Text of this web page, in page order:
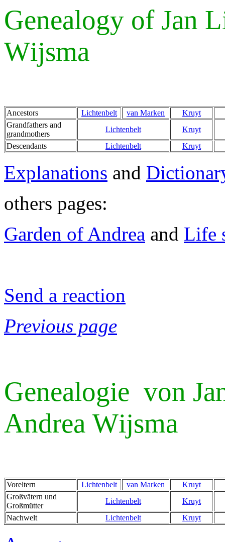
Genealogy of Jan
Wijsma
Ancestors Lichtenbelt van Marken
Kruyt
Grandfathers and
grandmothers
Lichtenbelt
Kruyt
Descendants
Lichtenbelt Kruyt
Explanations and
others pages:
Garden of Andrea and Life
Send a reaction
Previous page
Genealogie von
Andrea Wijsma
Voreltern Lichtenbelt van Marken
Kruyt
Großvätern und
Großmütter
Lichtenbelt
Kruyt
Nachwelt
Lichtenbelt Kruyt